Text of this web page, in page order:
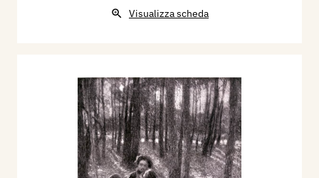
1932 - XVIII Esposizione Internazionale d'Arte
di Maggio della Rivista Le Tre Venezie, anno
VIII°, N° 5, p. 268.
1934 - XIX Esposizione Biennale Internazionale
d'Arte di Venezia, catalogo mostra, p. 145.
1996 - La Biennale di Venezia. Le Esposizioni
Visualizza scheda